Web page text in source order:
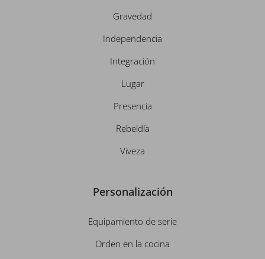
Gravedad
Independencia
Integración
Lugar
Presencia
Rebeldía
Viveza
Personalización
Equipamiento de serie
Orden en la cocina